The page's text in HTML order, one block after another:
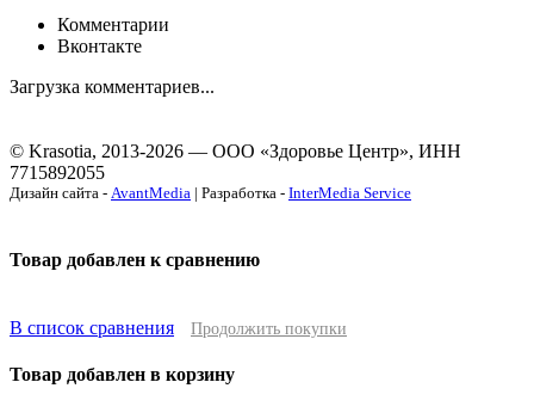
Комментарии
Вконтакте
Загрузка комментариев...
© Krasotia, 2013-2026 — ООО «Здоровье Центр», ИНН
7715892055
Дизайн сайта - AvantMedia | Разработка - InterMedia Service
Товар добавлен к сравнению
В список сравнения Продолжить покупки
Товар добавлен в корзину